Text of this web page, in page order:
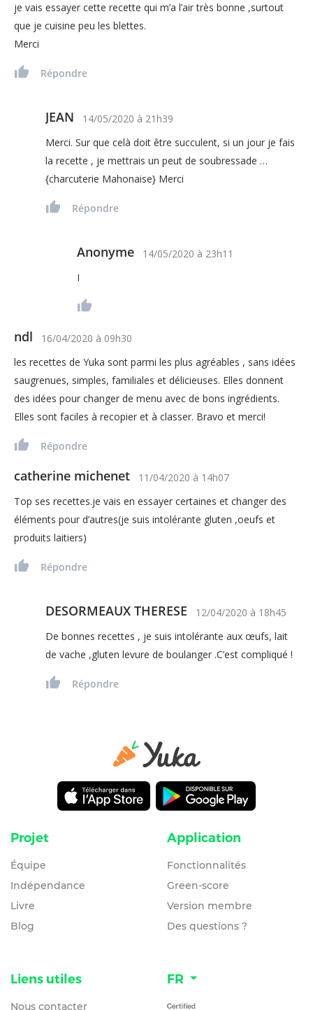
je vais essayer cette recette qui m’a l’air très bonne ,surtout
que je cuisine peu les blettes.
Merci
Répondre
JEAN 14/05/2020 à 21h39
Merci. Sur que celà doit être succulent, si un jour je fais
la recette , je mettrais un peut de soubressade …
{charcuterie Mahonaise} Merci
Répondre
Anonyme 14/05/2020 à 23h11
I
ndl 16/04/2020 à 09h30
les recettes de Yuka sont parmi les plus agréables , sans idées
saugrenues, simples, familiales et délicieuses. Elles donnent
des idées pour changer de menu avec de bons ingrédients.
Elles sont faciles à recopier et à classer. Bravo et merci!
Répondre
catherine michenet 11/04/2020 à 14h07
Top ses recettes.je vais en essayer certaines et changer des
éléments pour d’autres(je suis intolérante gluten ,oeufs et
produits laitiers)
Répondre
DESORMEAUX THERESE 12/04/2020 à 18h45
De bonnes recettes , je suis intolérante aux œufs, lait
de vache ,gluten levure de boulanger .C’est compliqué !
Répondre
Projet
Équipe
Indépendance
Livre
Blog
Application
Fonctionnalités
Green-score
Version membre
Des questions ?
Liens utiles
Nous contacter
FR